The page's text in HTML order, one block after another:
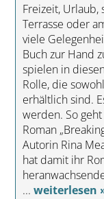
Freizeit, Urlaub,
Terrasse oder
viele
Buch zur Hand
spielen in
Rolle, die
erhältlich sind.
werden. So
Roman
Autorin Rina
hat damit ihr
... weiterlesen